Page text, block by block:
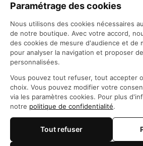
Politique de retour et remboursement
Coordonnées
Questions fréquemment posées
© 2026 Maison
Paramétrage des cookies
Nous utilisons des cookies nécessaires
de notre boutique. Avec votre accord,
des cookies de mesure d'audience et de
pour analyser la navigation et proposer
personnalisées.
Vous pouvez tout refuser, tout accepter
choix. Vous pouvez modifier votre
via les paramètres cookies. Pour plus
notre politique de confidentialité.
Tout refuser